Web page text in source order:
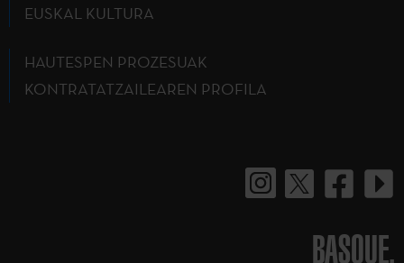
EUSKAL KULTURA
HAUTESPEN PROZESUAK
KONTRATATZAILEAREN PROFILA
BASQUE.